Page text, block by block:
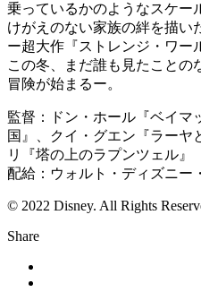
乗っているかのようなスケー
けがえのない家族の絆を描い
ー超大作『ストレンジ・ワー
この冬、まだ誰も見たことの
冒険が始まるー。
監督：ドン・ホール『ベイマ
国』、クイ・グエン『ラーヤ
リ『塔の上のラプンツェル』
配給：ウォルト・ディズニー
© 2022 Disney. All Rights
Share